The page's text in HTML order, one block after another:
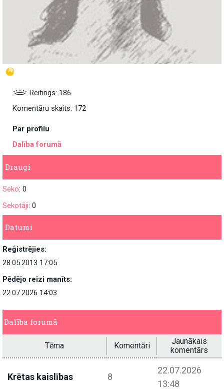
Reitings: 186
Komentāru skaits: 172
Par profilu
Dalība forumā
Draugi
Seko: 0
Sekotāji: 0
Datumi
Reģistrējies:
28.05.2013 17:05
Pēdējo reizi manīts:
22.07.2026 14:03
Dalība forumā
Tēma Komentāri
Jaunākais
komentārs
Krētas kaislības 8
22.07.2026
13:48